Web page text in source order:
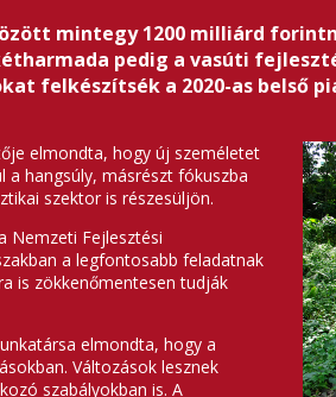
mintegy 1200 milliárd
pedig a vasúti
felkészítsék a 2020-as belső
elmondta, hogy új személetet
hangsúly, másrészt fókuszba
szektor is részesüljön.
Nemzeti Fejlesztési
a legfontosabb feladatnak
is zökkenőmentesen tudják
elmondta, hogy a
Változások lesznek
szabályokban is. A